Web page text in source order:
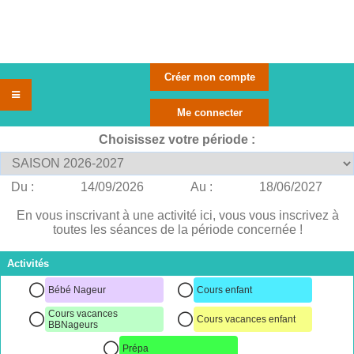
Choisissez votre période :
Du : 14/09/2026 Au : 18/06/2027
En vous inscrivant à une activité ici, vous vous inscrivez à
toutes les séances de la période concernée !
Activités
Bébé Nageur Cours enfant
Cours vacances
BBNageurs
Cours vacances enfant
Prépa